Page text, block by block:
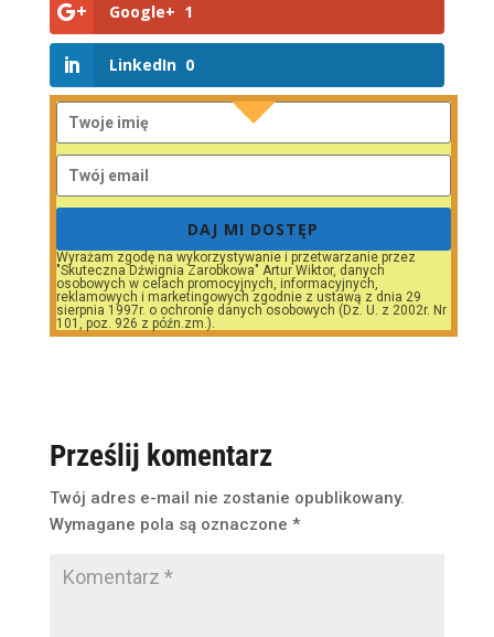
Google+ 1
LinkedIn 0
DAJ MI DOSTĘP
Wyrażam zgodę na wykorzystywanie i przetwarzanie przez
"Skuteczna Dźwignia Zarobkowa" Artur Wiktor, danych
osobowych w celach promocyjnych, informacyjnych,
reklamowych i marketingowych zgodnie z ustawą z dnia 29
sierpnia 1997r. o ochronie danych osobowych (Dz. U. z 2002r. Nr
101, poz. 926 z późn.zm.).
Prześlij komentarz
Twój adres e-mail nie zostanie opublikowany.
Wymagane pola są oznaczone *